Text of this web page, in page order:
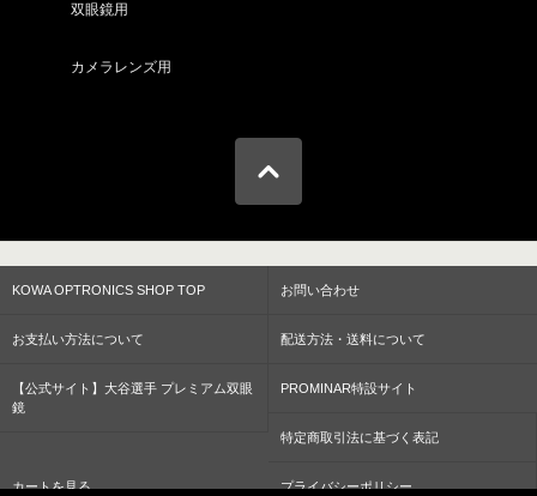
双眼鏡用
カメラレンズ用
KOWA OPTRONICS SHOP TOP お問い合わせ
お支払い方法について 配送方法・送料について
【公式サイト】大谷選手 プレミアム双眼
鏡
PROMINAR特設サイト
特定商取引法に基づく表記
カートを見る プライバシーポリシー